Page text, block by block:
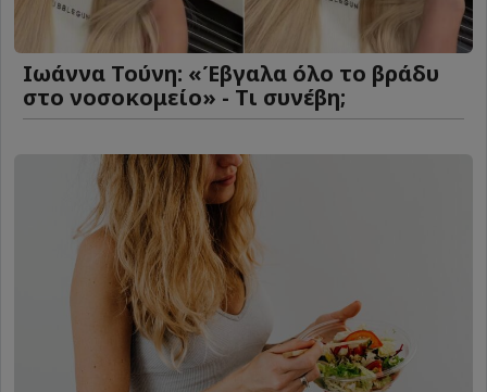
Ιωάννα Τούνη: «Έβγαλα όλο το βράδυ
στο νοσοκομείο» - Τι συνέβη;